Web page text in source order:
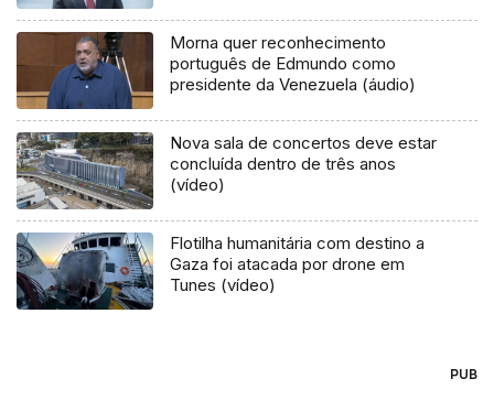
Morna quer reconhecimento
português de Edmundo como
presidente da Venezuela (áudio)
Nova sala de concertos deve estar
concluída dentro de três anos
(vídeo)
Flotilha humanitária com destino a
Gaza foi atacada por drone em
Tunes (vídeo)
PUB